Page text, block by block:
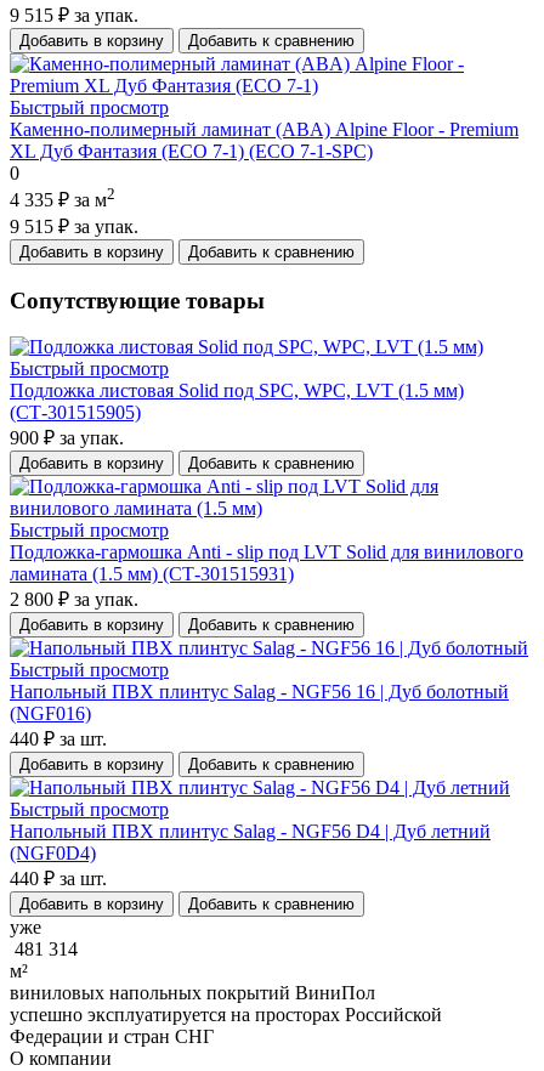
9 515 ₽ за упак.
Добавить в корзину Добавить к сравнению
Быстрый просмотр
Каменно-полимерный ламинат (ABA) Alpine Floor - Premium
XL Дуб Фантазия (ECO 7-1) (ECO 7-1-SPC)
0
4 335 ₽ за м2
9 515 ₽ за упак.
Добавить в корзину Добавить к сравнению
Сопутствующие товары
Быстрый просмотр
Подложка листовая Solid под SPC, WPC, LVT (1.5 мм)
(СТ-301515905)
900 ₽ за упак.
Добавить в корзину Добавить к сравнению
Быстрый просмотр
Подложка-гармошка Anti - slip под LVT Solid для винилового
ламината (1.5 мм) (СТ-301515931)
2 800 ₽ за упак.
Добавить в корзину Добавить к сравнению
Быстрый просмотр
Напольный ПВХ плинтус Salag - NGF56 16 | Дуб болотный
(NGF016)
440 ₽ за шт.
Добавить в корзину Добавить к сравнению
Быстрый просмотр
Напольный ПВХ плинтус Salag - NGF56 D4 | Дуб летний
(NGF0D4)
440 ₽ за шт.
Добавить в корзину Добавить к сравнению
уже
481 314
м²
виниловых напольных покрытий ВиниПол
успешно эксплуатируется на просторах Российской
Федерации и стран СНГ
О компании